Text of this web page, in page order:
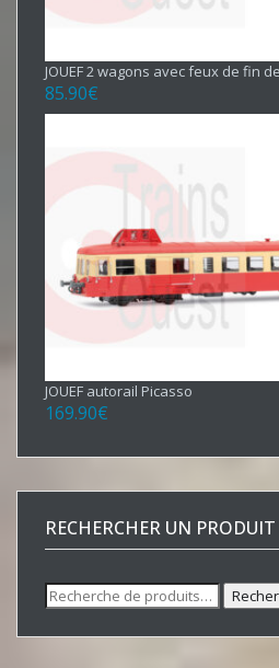
JOUEF 2 wagons avec feux de fin
85.90€
JOUEF autorail Picasso
169.90€
RECHERCHER UN PRODUIT
Recherche
pour :